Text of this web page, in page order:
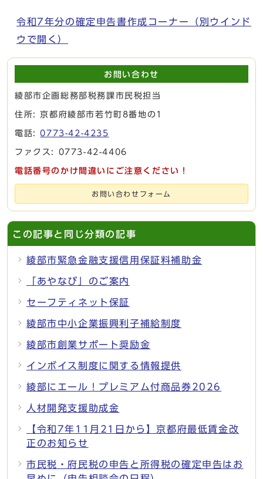
令和7年分の確定申告書作成コーナー
（別ウインド
ウで開く）
お問い合わせ
綾部市企画総務部税務課市民税担当
住所: 京都府綾部市若竹町8番地の1
電話:0773-42-4235
ファクス: 0773-42-4406
電話番号のかけ間違いにご注意ください！
お問い合わせフォーム
この記事と同じ分類の記事
綾部市緊急金融支援信用保証料補助金
「あやなび」のご案内
セーフティネット保証
綾部市中小企業振興利子補給制度
綾部市創業サポート奨励金
インボイス制度に関する情報提供
綾部にエール！プレミアム付商品券2026
人材開発支援助成金
【令和7年11月21日から】京都府最低賃金改
正のお知らせ
市民税・府民税の申告と所得税の確定申告はお